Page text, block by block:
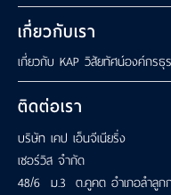
เกี่ยวกับเรา
เกี่ยวกับ KAP วิสัยทัศน์องค์กรธุ
ติดต่อเรา
บริษัท เคป เอ็นจีเนียริ่ง
เซอร์วิส จำกัด
48/6 ม.3 ต.คูคต อำเภอลำลูก